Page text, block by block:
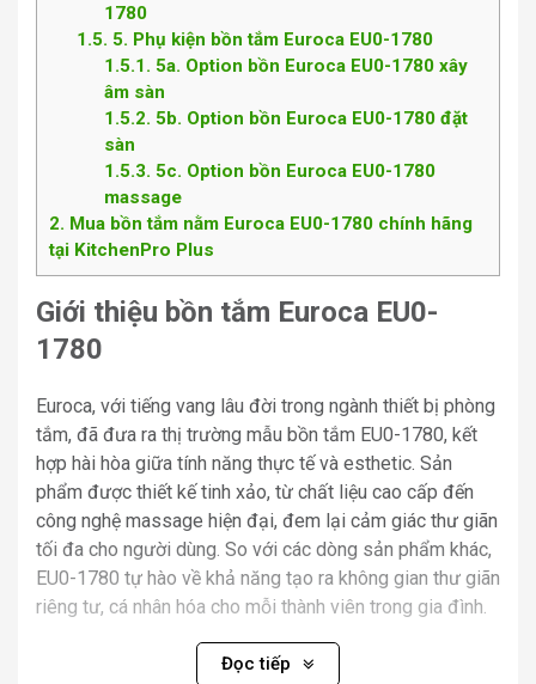
1780
1.5 5. Phụ kiện bồn tắm Euroca EU0-1780
1.5.1
5a. Option bồn Euroca EU0-1780 xây
âm sàn
1.5.2 5b. Option bồn Euroca EU0-1780 đặt
sàn
1.5.3 5c. Option bồn Euroca EU0-1780
massage
2 Mua bồn tắm nằm Euroca EU0-1780 chính hãng
tại KitchenPro Plus
Giới thiệu bồn tắm Euroca EU0-
1780
Euroca, với tiếng vang lâu đời trong ngành thiết bị phòng
tắm, đã đưa ra thị trường mẫu bồn tắm EU0-1780, kết
hợp hài hòa giữa tính năng thực tế và esthetic. Sản
phẩm được thiết kế tinh xảo, từ chất liệu cao cấp đến
công nghệ massage hiện đại, đem lại cảm giác thư giãn
tối đa cho người dùng. So với các dòng sản phẩm khác,
EU0-1780 tự hào về khả năng tạo ra không gian thư giãn
riêng tư, cá nhân hóa cho mỗi thành viên trong gia đình.
Đọc tiếp